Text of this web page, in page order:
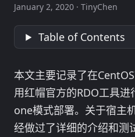
January 2, 2020 · TinyChen
Table of Contents
本文主要记录了在
用红帽官方的RDO工具
one模式部署。关于宿主
经做过了详细的介绍和测